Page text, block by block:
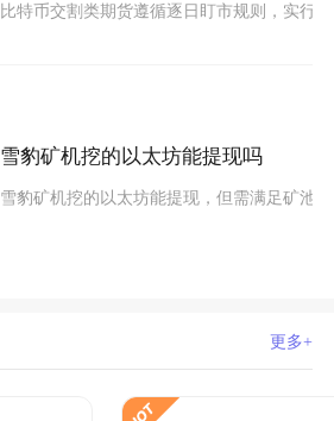
比特币交割类期货遵循逐日盯市规则，实行
雪豹矿机挖的以太坊能提现吗
雪豹矿机挖的以太坊能提现，但需满足矿池
更多+